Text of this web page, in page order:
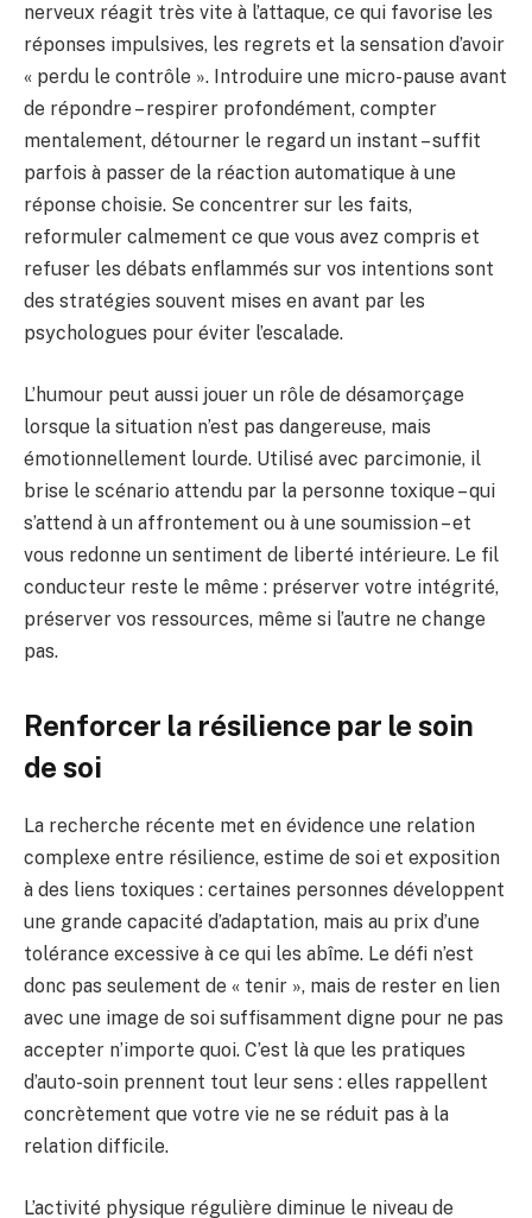
nerveux réagit très vite à l’attaque, ce qui favorise les
réponses impulsives, les regrets et la sensation d’avoir
« perdu le contrôle ». Introduire une micro-pause avant
de répondre – respirer profondément, compter
mentalement, détourner le regard un instant – suffit
parfois à passer de la réaction automatique à une
réponse choisie. Se concentrer sur les faits,
reformuler calmement ce que vous avez compris et
refuser les débats enflammés sur vos intentions sont
des stratégies souvent mises en avant par les
psychologues pour éviter l’escalade.
L’humour peut aussi jouer un rôle de désamorçage
lorsque la situation n’est pas dangereuse, mais
émotionnellement lourde. Utilisé avec parcimonie, il
brise le scénario attendu par la personne toxique – qui
s’attend à un affrontement ou à une soumission – et
vous redonne un sentiment de liberté intérieure. Le fil
conducteur reste le même : préserver votre intégrité,
préserver vos ressources, même si l’autre ne change
pas.
Renforcer la résilience par le soin
de soi
La recherche récente met en évidence une relation
complexe entre résilience, estime de soi et exposition
à des liens toxiques : certaines personnes développent
une grande capacité d’adaptation, mais au prix d’une
tolérance excessive à ce qui les abîme. Le défi n’est
donc pas seulement de « tenir », mais de rester en lien
avec une image de soi suffisamment digne pour ne pas
accepter n’importe quoi. C’est là que les pratiques
d’auto-soin prennent tout leur sens : elles rappellent
concrètement que votre vie ne se réduit pas à la
relation difficile.
L’activité physique régulière diminue le niveau de